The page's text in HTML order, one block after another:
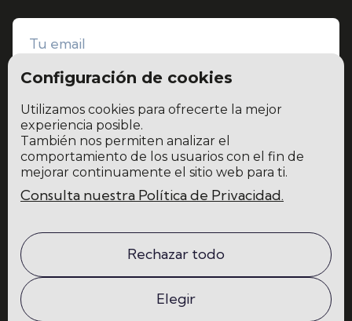
He leído y acepto lapolítica de privacidad y protección de datos
La escuela
Programas
Contacto
Configuración de cookies
Utilizamos cookies para ofrecerte la mejor
experiencia posible.
También nos permiten analizar el
comportamiento de los usuarios con el fin de
mejorar continuamente el sitio web para ti.
Consulta nuestra Política de Privacidad.
Rechazar todo
Elegir